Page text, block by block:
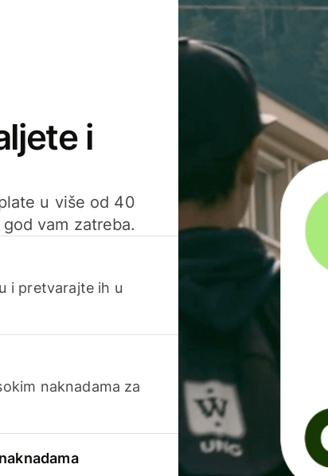
i
u više od 40
vam zatreba.
i pretvarajte ih u
naknadama za